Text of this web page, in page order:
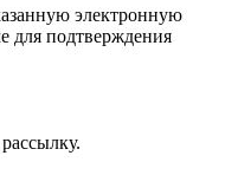
электронную
для подтверждения